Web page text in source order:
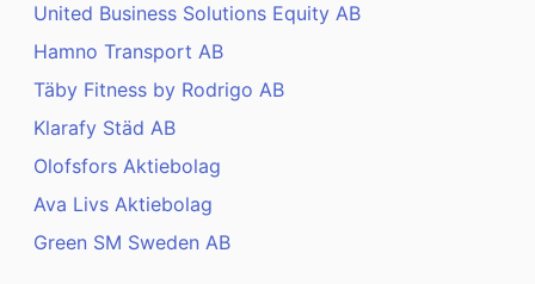
United Business Solutions Equity AB
Hamno Transport AB
Täby Fitness by Rodrigo AB
Klarafy Städ AB
Olofsfors Aktiebolag
Ava Livs Aktiebolag
Green SM Sweden AB